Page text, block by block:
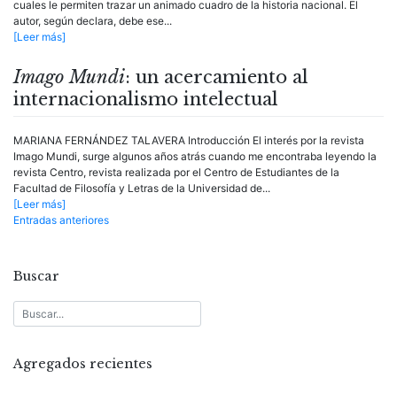
cuales le permiten trazar un animado cuadro de la historia nacional. El
autor, según declara, debe ese...
[Leer más]
Imago Mundi: un acercamiento al
internacionalismo intelectual
MARIANA FERNÁNDEZ TALAVERA Introducción El interés por la revista
Imago Mundi, surge algunos años atrás cuando me encontraba leyendo la
revista Centro, revista realizada por el Centro de Estudiantes de la
Facultad de Filosofía y Letras de la Universidad de...
[Leer más]
Navegación
entradas
Entradas anteriores
Buscar
Agregados recientes